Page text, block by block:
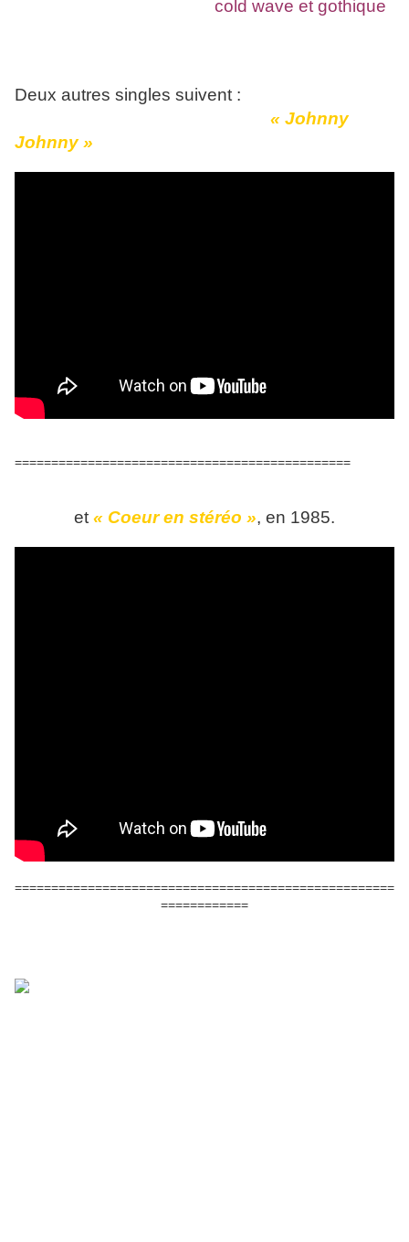
cold wave et gothique
Deux autres singles suivent :
« Johnny
Johnny »
==============================================
et « Coeur en stéréo », en 1985.
====================================================
============